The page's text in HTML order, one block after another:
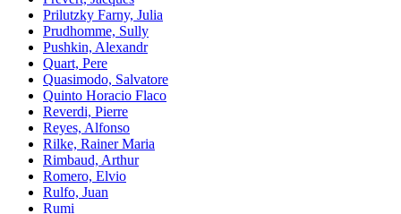
Prilutzky Farny, Julia
Prudhomme, Sully
Pushkin, Alexandr
Quart, Pere
Quasimodo, Salvatore
Quinto Horacio Flaco
Reverdi, Pierre
Reyes, Alfonso
Rilke, Rainer Maria
Rimbaud, Arthur
Romero, Elvio
Rulfo, Juan
Rumi